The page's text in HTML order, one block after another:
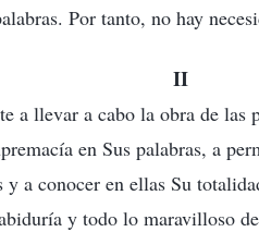
Por tanto, no hay
II
a llevar a cabo la obra de las
en Sus palabras, a
y a conocer en ellas Su
y todo lo maravilloso